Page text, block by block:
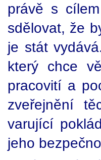
právě s
sdělovat, že
je stát
který chce
pracovití a
zveřejnění
varující
jeho